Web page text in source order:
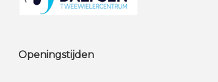
Openingstijden